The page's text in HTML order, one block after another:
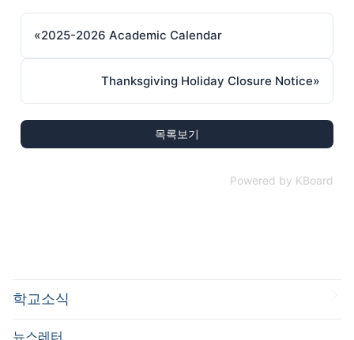
«2025-2026 Academic Calendar
Thanksgiving Holiday Closure Notice»
목록보기
Powered by KBoard
학교소식
뉴스레터